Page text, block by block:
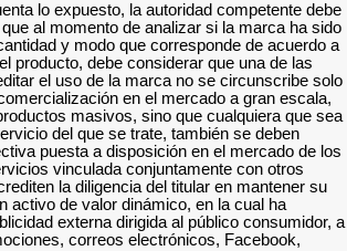
lo expuesto, la autoridad competente debe
al momento de analizar si la marca ha sido
y modo que corresponde de acuerdo a
producto, debe considerar que una de las
el uso de la marca no se circunscribe solo
en el mercado a gran escala,
masivos, sino que cualquiera que sea
del que se trate, también se deben
puesta a disposición en el mercado de los
vinculada conjuntamente con otros
la diligencia del titular en mantener su
activo de valor dinámico, en la cual ha
externa dirigida al público consumidor, a
correos electrónicos, Facebook,